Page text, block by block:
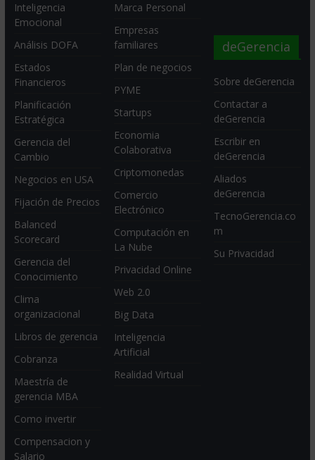
Inteligencia
Emocional
Análisis DOFA
Estados
Financieros
Planificación
Estratégica
Gerencia del
Cambio
Negocios en USA
Fijación de Precios
Balanced
Scorecard
Gerencia del
Conocimiento
Clima
organizacional
Libros de gerencia
Cobranza
Maestría de
gerencia MBA
Como invertir
Compensacion y
Salario
Marca Personal
Empresas
familiares
Plan de negocios
PYME
Startups
Economia
Colaborativa
Criptomonedas
Comercio
Electrónico
Computación en
La Nube
Privacidad Online
Web 2.0
Big Data
Inteligencia
Artificial
Realidad Virtual
deGerencia
Sobre deGerencia
Contactar a
deGerencia
Escribir en
deGerencia
Aliados
deGerencia
TecnoGerencia.co
m
Su Privacidad